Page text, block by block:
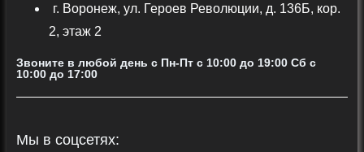
г. Воронеж, ул. Героев Революции, д. 136Б, кор.
2, этаж 2
Звоните в любой день с Пн-Пт c 10:00 до 19:00 Сб с
10:00 до 17:00
Мы в соцсетях: